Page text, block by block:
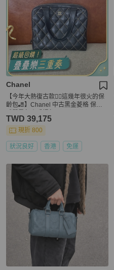
Chanel
【今年大熱復古款❤️‍🔥這幾年很火的保
齡包🎳】Chanel 中古黑金菱格 保齡
TWD 39,175
現折 800
狀況良好 香港 免運